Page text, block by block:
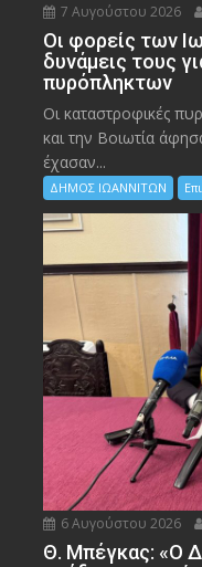
7 Αυγούστου 2026
Οι φορείς των
δυνάμεις τους
πυρόπληκτων
Οι καταστροφικές
και την Bοιωτία
έχασαν...
ΔΗΜΟΣ ΙΩΑΝΝΙΤΩΝ
6 Αυγούστου 2026
Θ. Μπέγκας: «Ο